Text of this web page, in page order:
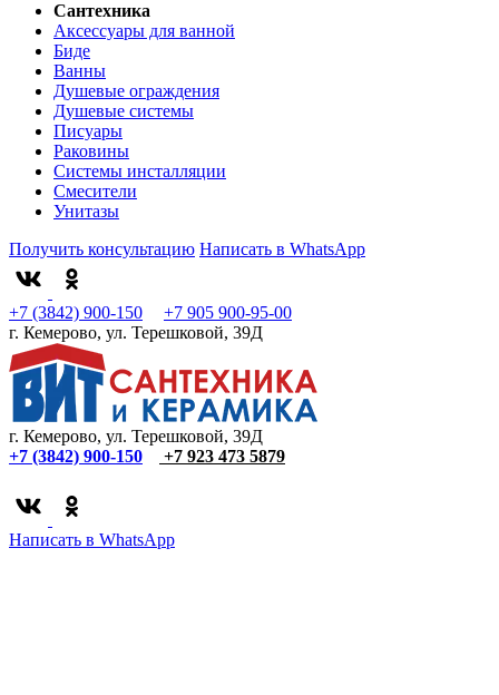
Сантехника
Аксессуары для ванной
Биде
Ванны
Душевые ограждения
Душевые системы
Писуары
Раковины
Системы инсталляции
Смесители
Унитазы
Получить консультацию Написать в WhatsApp
+7 (3842) 900-150
+7 905 900-95-00
г. Кемерово, ул. Терешковой, 39Д
г. Кемерово, ул. Терешковой, 39Д
+7 (3842) 900-150
+7 923 473 5879
Написать в WhatsApp